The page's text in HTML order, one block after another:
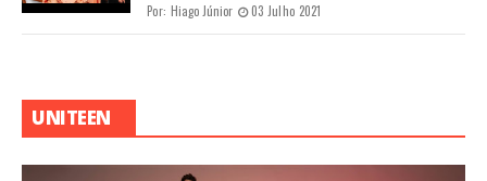
Por: Hiago Júnior 03 Julho 2021
UNITEEN